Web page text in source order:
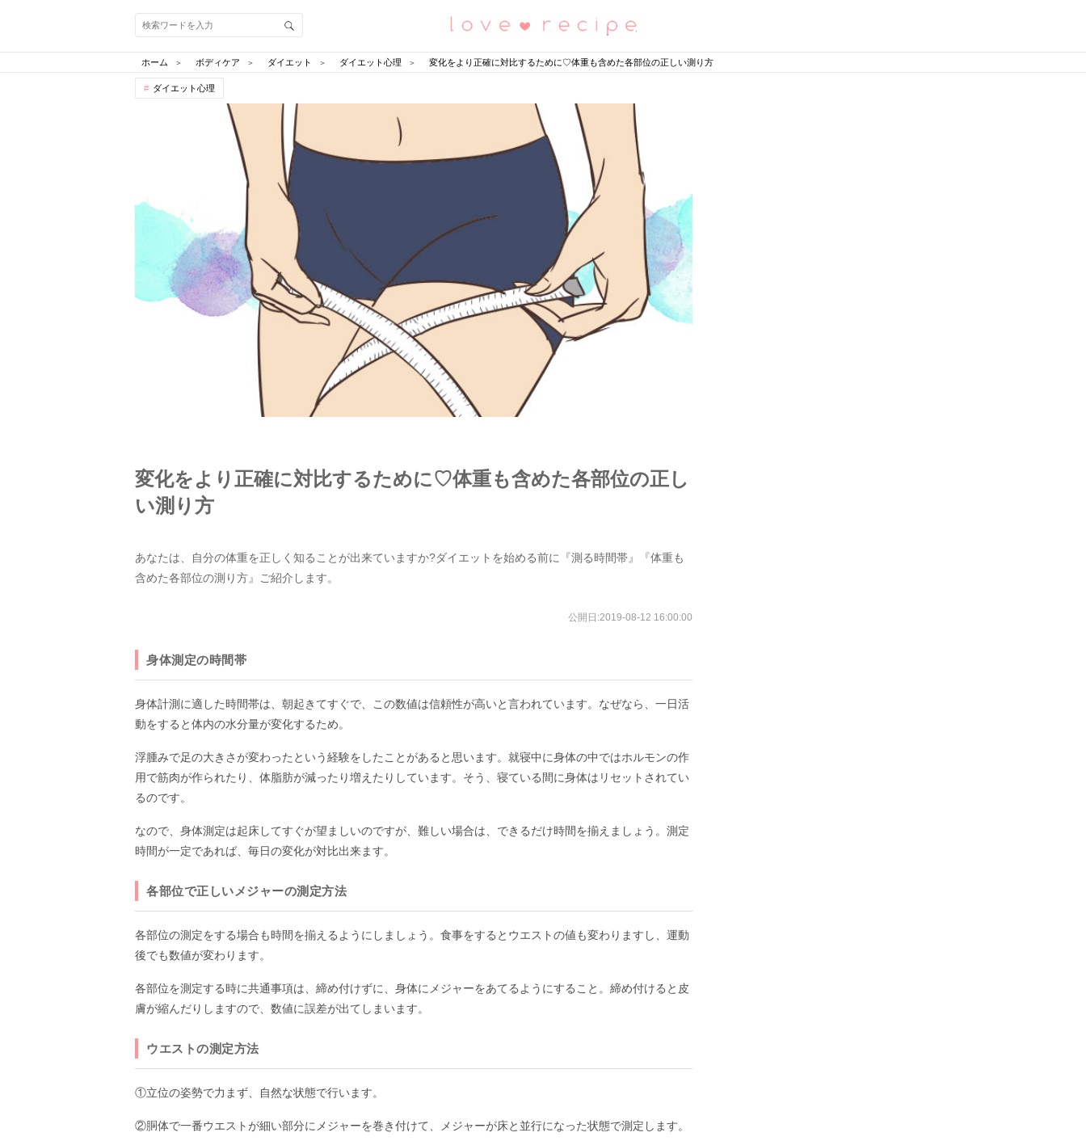
恋愛レシピ
ホーム ボディケア ダイエット ダイエット心理 変化をより正確に対比するために♡体重も含めた各部位の正しい測り方
ダイエット心理
変化をより正確に対比するために♡体重も含めた各部位の正し
い測り方
あなたは、自分の体重を正しく知ることが出来ていますか?ダイエットを始める前に『測る時間帯』『体重も
含めた各部位の測り方』ご紹介します。
公開日:2019-08-12 16:00:00
身体測定の時間帯
身体計測に適した時間帯は、朝起きてすぐで、この数値は信頼性が高いと言われています。なぜなら、一日活
動をすると体内の水分量が変化するため。
浮腫みで足の大きさが変わったという経験をしたことがあると思います。就寝中に身体の中ではホルモンの作
用で筋肉が作られたり、体脂肪が減ったり増えたりしています。そう、寝ている間に身体はリセットされてい
るのです。
なので、身体測定は起床してすぐが望ましいのですが、難しい場合は、できるだけ時間を揃えましょう。測定
時間が一定であれば、毎日の変化が対比出来ます。
各部位で正しいメジャーの測定方法
各部位の測定をする場合も時間を揃えるようにしましょう。食事をするとウエストの値も変わりますし、運動
後でも数値が変わります。
各部位を測定する時に共通事項は、締め付けずに、身体にメジャーをあてるようにすること。締め付けると皮
膚が縮んだりしますので、数値に誤差が出てしまいます。
ウエストの測定方法
①立位の姿勢で力まず、自然な状態で行います。
②胴体で一番ウエストが細い部分にメジャーを巻き付けて、メジャーが床と並行になった状態で測定します。